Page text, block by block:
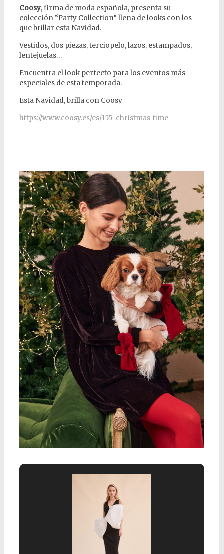
Coosy, firma de moda española, presenta su
colección “Party Collection” llena de looks con los
que brillar esta Navidad.
Vestidos, dos piezas, terciopelo, lazos, estampados,
lentejuelas…
Encuentra el look perfecto para los eventos más
especiales de esta temporada.
Esta Navidad, brilla con Coosy
https://www.coosy.es/es/155-christmas-time